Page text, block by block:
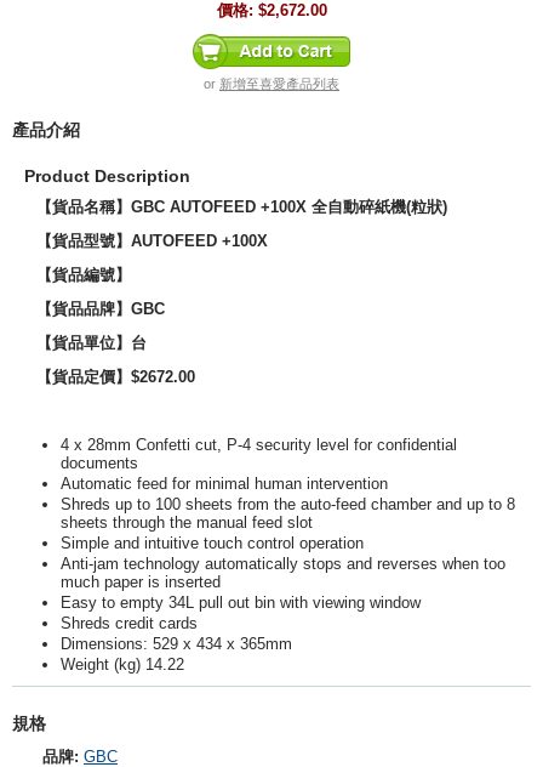
價格: $2,672.00
or 新增至喜愛產品列表
產品介紹
Product Description
【貨品名稱】 GBC AUTOFEED +100X 全自動碎紙機(粒狀)
【貨品型號】 AUTOFEED +100X
【貨品編號】
【貨品品牌】 GBC
【貨品單位】台
【貨品定價】$2672.00
4 x 28mm Confetti cut, P-4 security level for confidential
documents
Automatic feed for minimal human intervention
Shreds up to 100 sheets from the auto-feed chamber and up to 8
sheets through the manual feed slot
Simple and intuitive touch control operation
Anti-jam technology automatically stops and reverses when too
much paper is inserted
Easy to empty 34L pull out bin with viewing window
Shreds credit cards
Dimensions: 529 x 434 x 365mm
Weight (kg) 14.22
規格
品牌: GBC